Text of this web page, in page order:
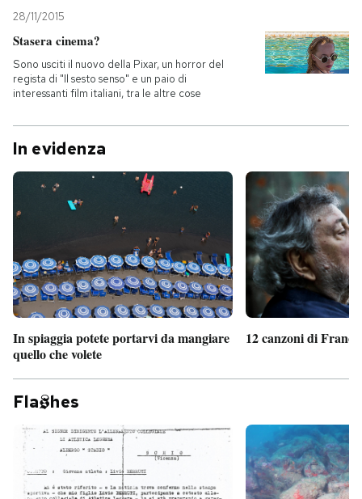
28/11/2015
Stasera cinema?
Sono usciti il nuovo della Pixar, un horror del
regista di "Il sesto senso" e un paio di
interessanti film italiani, tra le altre cose
In evidenza
In spiaggia potete portarvi da mangiare
quello che volete
12 canzoni di
Fla hes